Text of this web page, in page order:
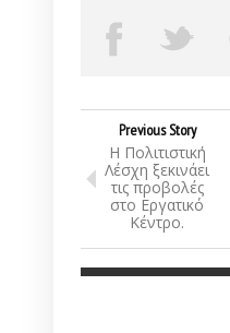
Previous Story
Η Πολιτιστική
Λέσχη ξεκινάει
τις προβολές
στο Εργατικό
Κέντρο.